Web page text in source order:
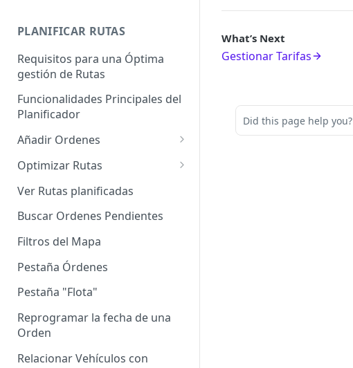
Enterprise]
Vehículos
Agrupación de dispositivos
Asignación de dispositivos a
usuarios
PLANIFICAR RUTAS
Requisitos para una Óptima
gestión de Rutas
Funcionalidades Principales del
Planificador
Añadir Ordenes
Definición de una Orden
Añadir de forma manual
Añadir con el archivo standard
Añadir con Plantilla propia
Añadir con la plantilla
Añadir desde Tiendas e-
Optimizar Rutas
¿Cómo Saber si mi ruta está
optimizada?
Variables para optimizar las
Rutas
Definir la Ventana Horaria de
Definir el tiempo de Servicio al
Ver Rutas planificadas
Buscar Ordenes Pendientes
Filtros del Mapa
Pestaña Órdenes
Pestaña "Flota"
Reprogramar la fecha de una
Orden
Relacionar Vehículos con
What’s Next
Gestionar Tarifas
Did this page help you?